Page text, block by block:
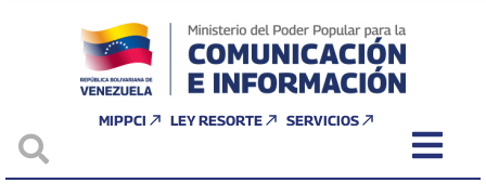
MIPPCI LEY RESORTE SERVICIOS